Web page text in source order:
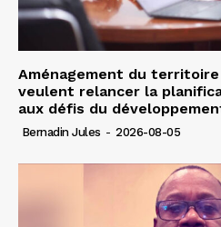
Aménagement du territoire
veulent relancer la
aux défis du
Bernadin Jules - 2026-08-05